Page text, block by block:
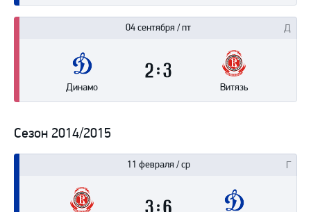
04 сентября / пт
Динамо
2
Витязь
3
Сезон 2014/2015
11 февраля / ср